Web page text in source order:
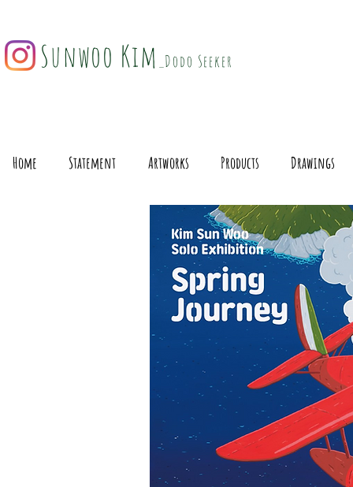
Sunwoo Kim _Dodo Seeker
Home Statement Artworks Products Drawings